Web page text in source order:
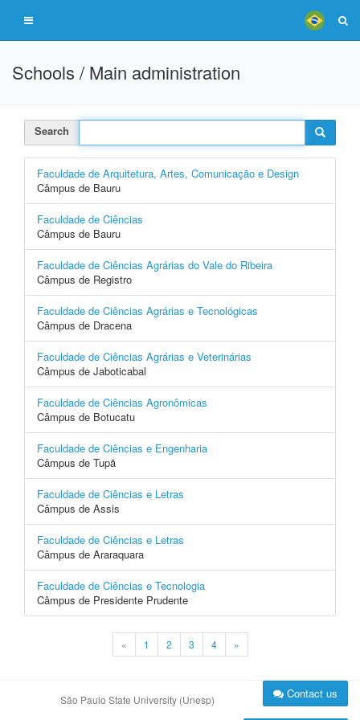
Schools / Main administration
Search
Faculdade de Arquitetura, Artes, Comunicação e Design
Câmpus de Bauru
Faculdade de Ciências
Câmpus de Bauru
Faculdade de Ciências Agrárias do Vale do Ribeira
Câmpus de Registro
Faculdade de Ciências Agrárias e Tecnológicas
Câmpus de Dracena
Faculdade de Ciências Agrárias e Veterinárias
Câmpus de Jaboticabal
Faculdade de Ciências Agronômicas
Câmpus de Botucatu
Faculdade de Ciências e Engenharia
Câmpus de Tupã
Faculdade de Ciências e Letras
Câmpus de Assis
Faculdade de Ciências e Letras
Câmpus de Araraquara
Faculdade de Ciências e Tecnologia
Câmpus de Presidente Prudente
« 1 2 3 4 »
São Paulo State University (Unesp) Contact us